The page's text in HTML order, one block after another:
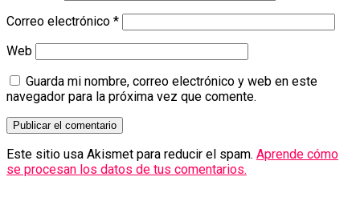
Correo electrónico *
Web
Guarda mi nombre, correo electrónico y web en este
navegador para la próxima vez que comente.
Este sitio usa Akismet para reducir el spam. Aprende cómo
se procesan los datos de tus comentarios.